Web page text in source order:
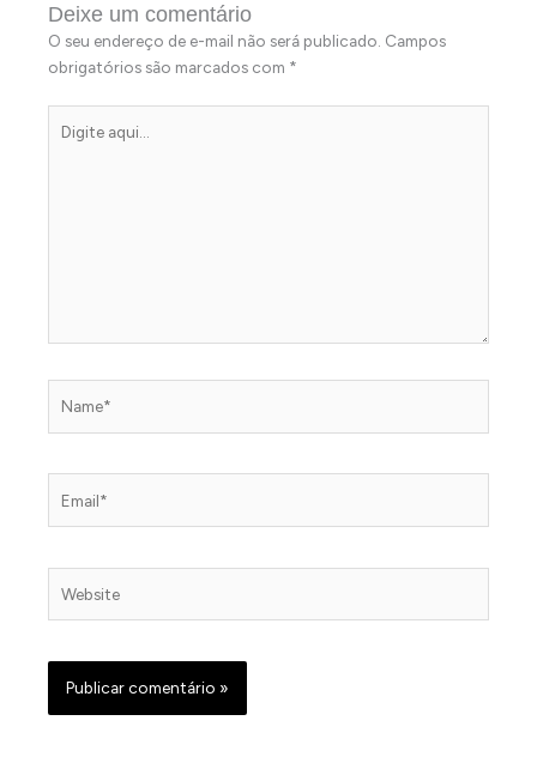
Deixe um comentário
O seu endereço de e-mail não será publicado. Campos
obrigatórios são marcados com *
aqui...